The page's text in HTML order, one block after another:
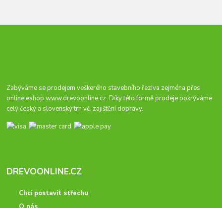
Zabýváme se prodejem veškerého stavebního řeziva zejména přes
online eshopwww.drevoonline.cz. Díky této formě prodeje pokrýváme
celý český a slovenský trh vč. zajištění dopravy.
DREVOONLINE.CZ
Chci postavit střechu